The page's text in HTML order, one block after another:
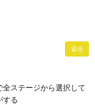
返信
ステージから選択して
する